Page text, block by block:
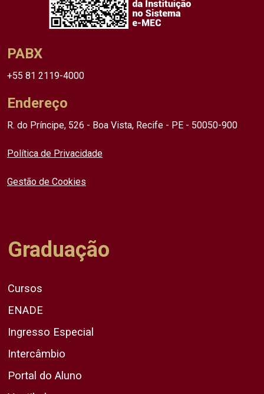
PABX
+55 81 2119-4000
Endereço
R. do Príncipe, 526 - Boa Vista, Recife - PE - 50050-900
Política de Privacidade
Gestão de Cookies
Graduação
Cursos
ENADE
Ingresso Especial
Intercâmbio
Portal do Aluno